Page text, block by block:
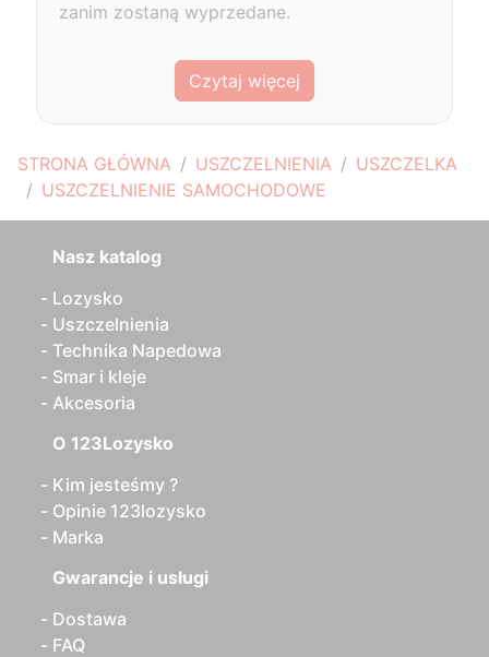
STRONA GŁÓWNA USZCZELNIENIA
USZCZELKA
USZCZELNIENIE SAMOCHODOWE
zanim zostaną wyprzedane.
Czytaj więcej
Nasz katalog
Lozysko
Uszczelnienia
Technika Napedowa
Smar i kleje
Akcesoria
O 123Lozysko
Kim jesteśmy ?
Opinie 123lozysko
Marka
Gwarancje i usługi
Dostawa
FAQ